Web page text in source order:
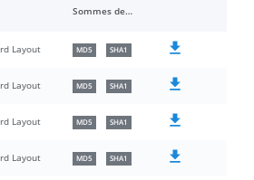
Sommes de contrôle
Layout MD5 SHA1
Layout MD5 SHA1
Layout MD5 SHA1
Layout MD5 SHA1